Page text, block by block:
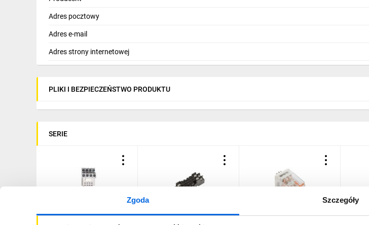
Zgoda Szczegóły
Adres pocztowy
Adres e-mail
Adres strony internetowej
PLIKI I BEZPIECZEŃSTWO PRODUKTU
SERIE